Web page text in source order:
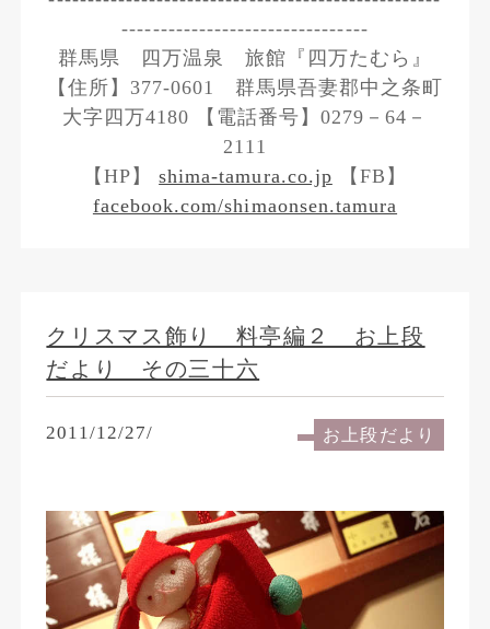
--------------------------------
群馬県 四万温泉 旅館『四万たむら』
【住所】377-0601 群馬県吾妻郡中之条町
大字四万4180 【電話番号】0279－64－
2111
【HP】shima-tamura.co.jp 【FB】
facebook.com/shimaonsen.tamura
クリスマス飾り 料亭編２ お上段
だより その三十六
2011/12/27/ お上段だより